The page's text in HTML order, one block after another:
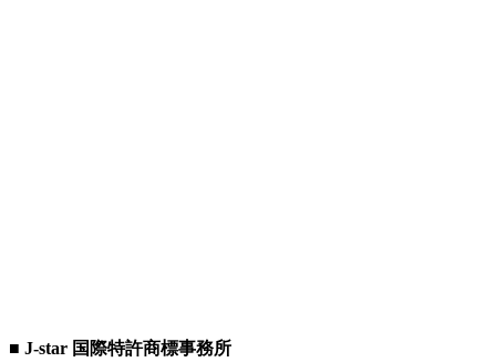
■ J-star 国際特許商標事務所